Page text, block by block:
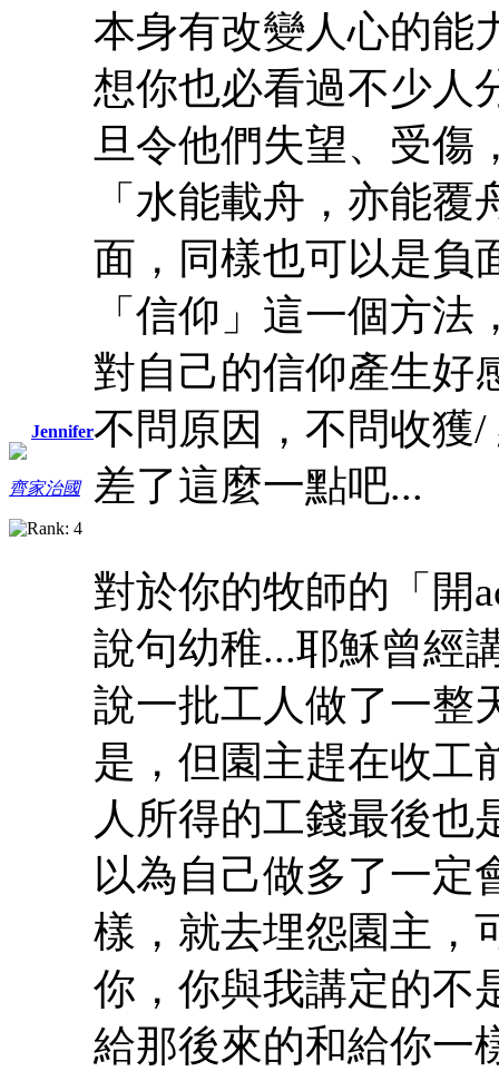
Jennifer
齊家治國
本身有改變人心的能
想你也必看過不少人
旦令他們失望、受傷
「水能載舟，亦能
面，同樣也可以是負
「信仰」這一個方
對自己的信仰產生好
不問原因，不問收獲
差了這麼一點吧...
對於你的牧師的「開
說句幼稚...耶穌曾經
說一批工人做了一整
是，但園主趕在收工
人所得的工錢最後也
以為自己做多了一定
樣，就去埋怨園主，
你，你與我講定的不
給那後來的和給你一